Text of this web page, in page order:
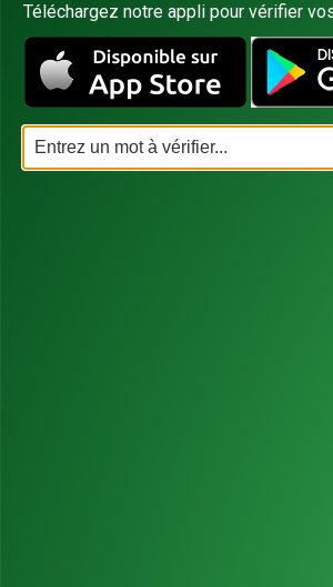
Téléchargez notre appli pour vérifier